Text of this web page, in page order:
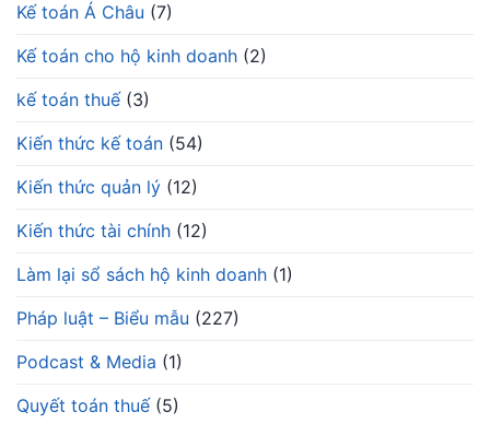
Kế toán Á Châu (7)
Kế toán cho hộ kinh doanh (2)
kế toán thuế(3)
Kiến thức kế toán (54)
Kiến thức quản lý (12)
Kiến thức tài chính (12)
Làm lại sổ sách hộ kinh doanh (1)
Pháp luật – Biểu mẫu (227)
Podcast & Media (1)
Quyết toán thuế(5)